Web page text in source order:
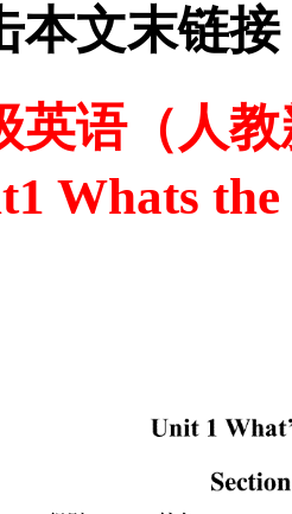
本文末链接
英语（人
Whats